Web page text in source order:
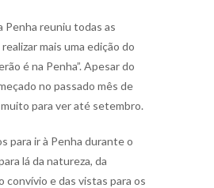
Penha reuniu todas as
mais uma edição do
é na Penha”. Apesar do
no passado mês de
para ver até setembro.
para ir à Penha durante o
lá da natureza, da
convívio e das vistas para os